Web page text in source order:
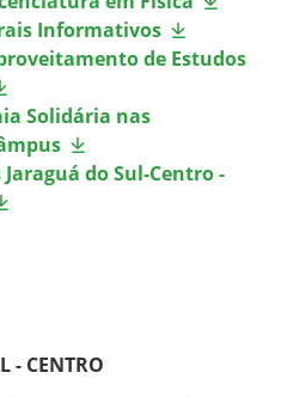
Informativos
de Estudos
Solidária nas
do Sul-Centro -
- CENTRO